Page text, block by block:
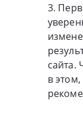
3.
сайта.
в